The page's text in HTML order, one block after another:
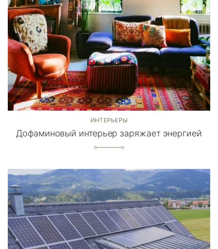
ИНТЕРЬЕРЫ
Дофаминовый интерьер заряжает энергией